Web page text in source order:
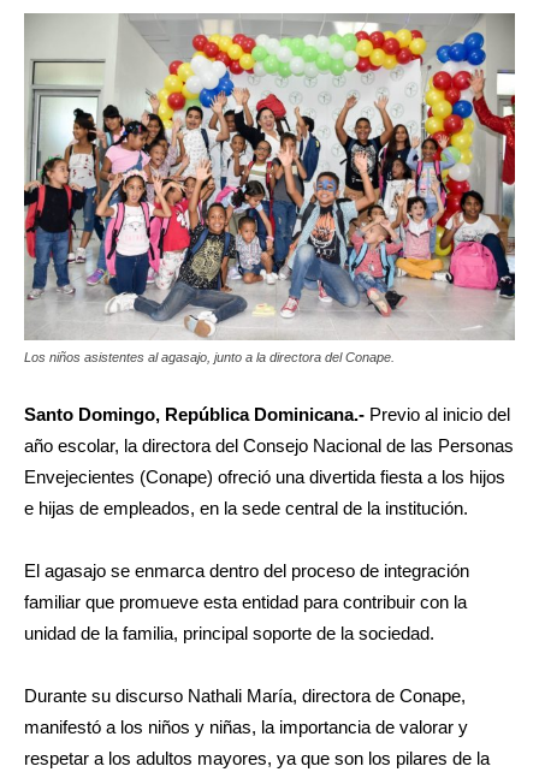
Los niños asistentes al agasajo, junto a la directora del Conape.
Santo Domingo, República Dominicana.- Previo al inicio del
año escolar, la directora del Consejo Nacional de las Personas
Envejecientes (Conape) ofreció una divertida fiesta a los hijos
e hijas de empleados, en la sede central de la institución.
El agasajo se enmarca dentro del proceso de integración
familiar que promueve esta entidad para contribuir con la
unidad de la familia, principal soporte de la sociedad.
Durante su discurso Nathali María, directora de Conape,
manifestó a los niños y niñas, la importancia de valorar y
respetar a los adultos mayores, ya que son los pilares de la